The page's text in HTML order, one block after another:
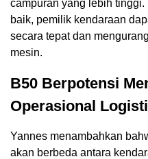
campuran yang lebih
baik, pemilik kendaraan
secara tepat dan
mesin.
B50 Berpotensi
Operasional
Yannes menambahkan
akan berbeda antara